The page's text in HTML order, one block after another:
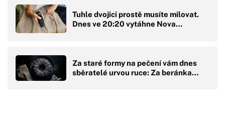
Tuhle dvojici prostě musíte milovat.
Dnes ve 20:20 vytáhne Nova…
Za staré formy na pečení vám dnes
sběratelé urvou ruce: Za beránka…